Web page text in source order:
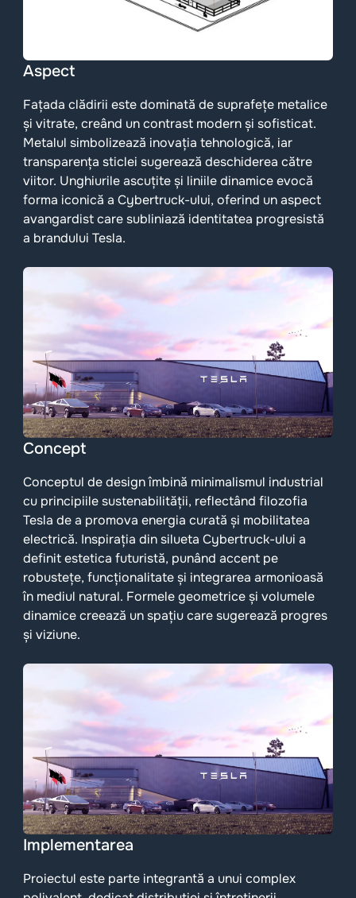
Aspect
Fațada clădirii este dominată de suprafețe metalice
și vitrate, creând un contrast modern și sofisticat.
Metalul simbolizează inovația tehnologică, iar
transparența sticlei sugerează deschiderea către
viitor. Unghiurile ascuțite și liniile dinamice evocă
forma iconică a Cybertruck-ului, oferind un aspect
avangardist care subliniază identitatea progresistă
a brandului Tesla.
Concept
Conceptul de design îmbină minimalismul industrial
cu principiile sustenabilității, reflectând filozofia
Tesla de a promova energia curată și mobilitatea
electrică. Inspirația din silueta Cybertruck-ului a
definit estetica futuristă, punând accent pe
robustețe, funcționalitate și integrarea armonioasă
în mediul natural. Formele geometrice și volumele
dinamice creează un spațiu care sugerează progres
și viziune.
Implementarea
Proiectul este parte integrantă a unui complex